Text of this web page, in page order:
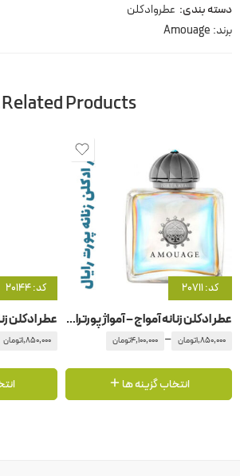
دسته بندی: عطروادکلن
برند: Amouage
Related Products…
کد: 20711
عطر ادکلن زنانه آمواج – آمواژ پورترایال زنانه
1,850,000تومان –
4,100,000تومان
انتخاب گزینه ها
کد: 20144
1,850,000تومان